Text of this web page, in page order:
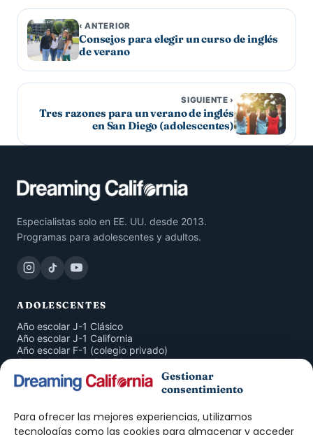
Gestionar
consentimiento
Para ofrecer las mejores experiencias, utilizamos
tecnologías como las cookies para almacenar y acceder
‹ ANTERIOR
Consejos para elegir un curso de inglés
de verano
SIGUIENTE ›
Tres razones para un verano de inglés
en San Diego (adolescentes)
Especialistas solo en EE. UU. desde 2013.
Programas para adolescentes y adultos.
ADOLESCENTES
Año escolar J-1 Clásico
Año escolar J-1 California
Año escolar F-1 (colegio privado)
Curso Completo San Diego
San Diego 4 Semanas
Inmersión en Familia
ADULTOS